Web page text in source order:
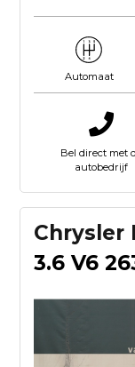
Automaat
Bel direct met
autobedrijf
Chrysler